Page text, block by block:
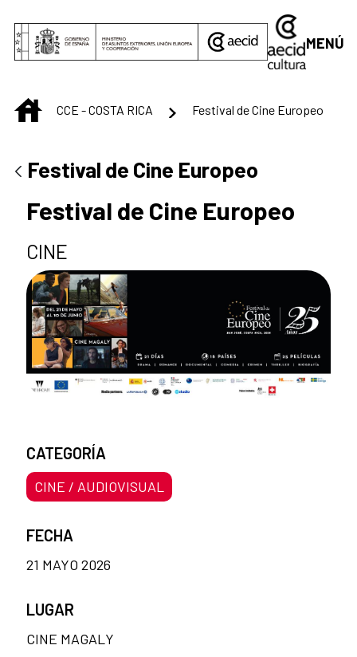
MENÚ
INICIO
CCE - COSTA RICA Festival de Cine Europeo
Festival de Cine Europeo
Festival de Cine Europeo
CINE
CATEGORÍA
CINE / AUDIOVISUAL
FECHA
21 MAYO 2026
LUGAR
CINE MAGALY